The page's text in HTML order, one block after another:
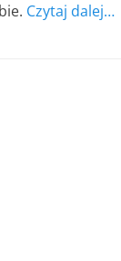
Czytaj dalej…